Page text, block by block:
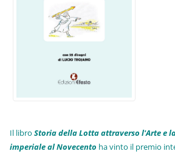
Il libroStoria della Lotta attraverso l'Arte e
imperiale al Novecento ha vinto il premio